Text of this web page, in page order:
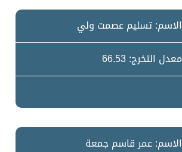
الاسم: تسليم عصمت ولي
معدل التخرج: 66.53
الاسم: عمر قاسم جمعة